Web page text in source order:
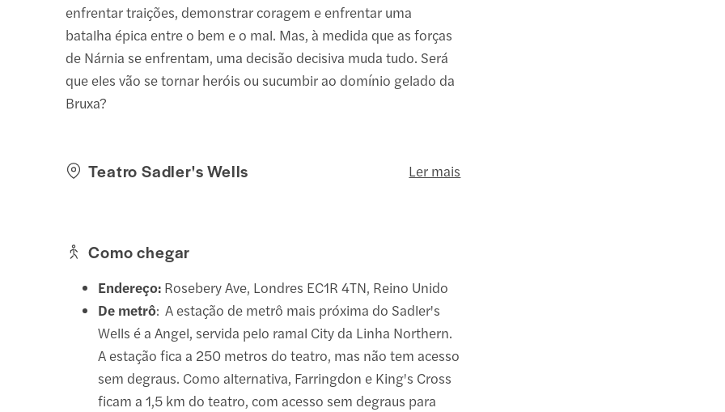
enfrentar traições, demonstrar coragem e enfrentar uma
batalha épica entre o bem e o mal. Mas, à medida que as forças
de Nárnia se enfrentam, uma decisão decisiva muda tudo. Será
que eles vão se tornar heróis ou sucumbir ao domínio gelado da
Bruxa?
Teatro Sadler's Wells Ler mais
Como chegar
Endereço: Rosebery Ave, Londres EC1R 4TN, Reino Unido
De metrô: A estação de metrô mais próxima do Sadler's
Wells é a Angel, servida pelo ramal City da Linha Northern.
A estação fica a 250 metros do teatro, mas não tem acesso
sem degraus. Como alternativa, Farringdon e King's Cross
ficam a 1,5 km do teatro, com acesso sem degraus para